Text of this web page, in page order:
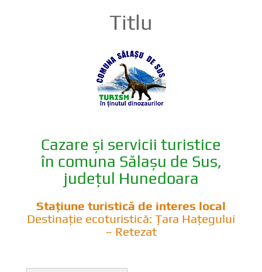
Titlu
Cazare și servicii turistice
în comuna Sălașu de Sus,
județul Hunedoara
Stațiune turistică de interes local
Destinație ecoturistică: Țara Hațegului
– Retezat